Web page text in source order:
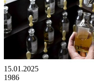
15.01.2025
1986